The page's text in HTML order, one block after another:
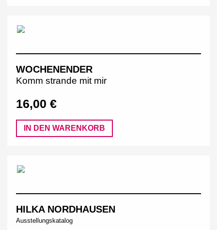
WOCHENENDER
Komm strande mit mir
16,00 €
IN DEN WARENKORB
HILKA NORDHAUSEN
Ausstellungskatalog